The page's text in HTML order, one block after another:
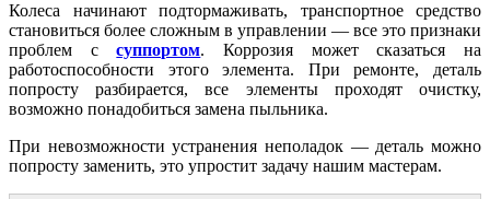
Колеса начинают подтормаживать, транспортное средство
становиться более сложным в управлении — все это признаки
проблем ссуппортом. Коррозия может сказаться на
работоспособности этого элемента. При ремонте, деталь
попросту разбирается, все элементы проходят очистку,
возможно понадобиться замена пыльника.
При невозможности устранения неполадок — деталь можно
попросту заменить, это упростит задачу нашим мастерам.